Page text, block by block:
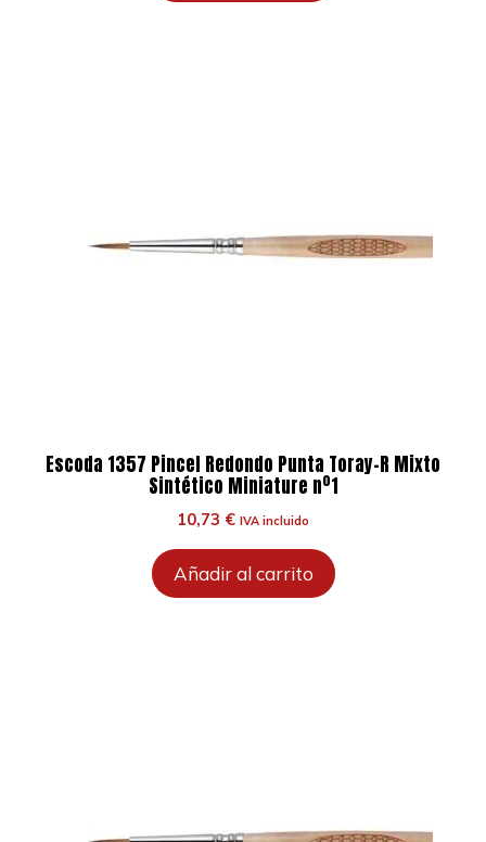
Escoda 1357 Pincel Redondo Punta Toray-R Mixto
Sintético Miniature nº1
10,73 € IVA incluido
Añadir al carrito